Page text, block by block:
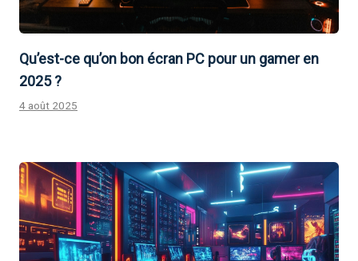
Qu’est-ce qu’on bon écran PC pour un gamer en
2025 ?
4 août 2025